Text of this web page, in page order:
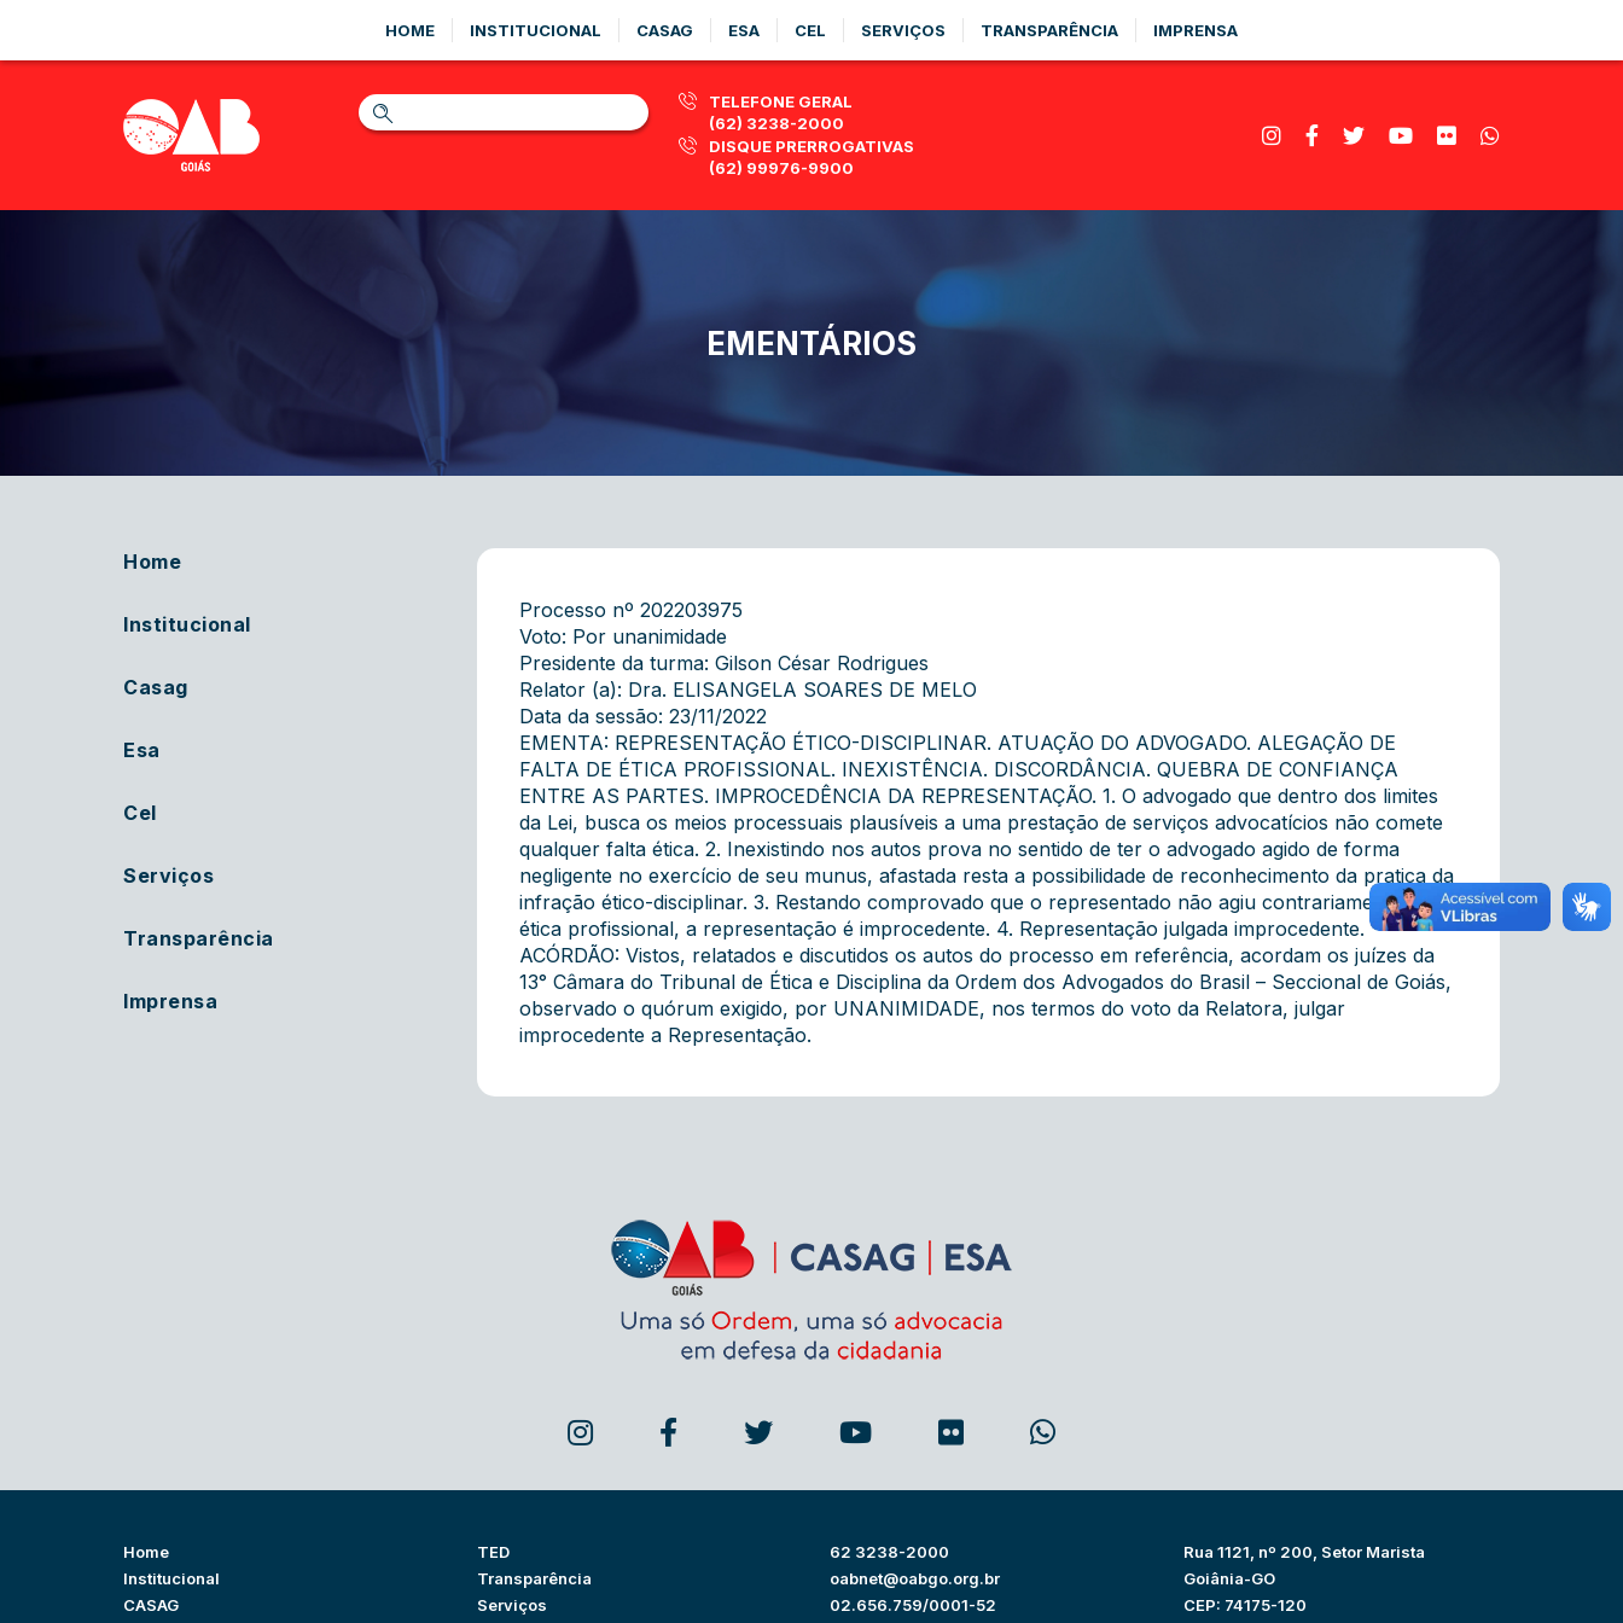
HOME INSTITUCIONAL CASAG ESA CEL SERVIÇOS TRANSPARÊNCIA IMPRENSA
TELEFONE GERAL
(62) 3238-2000
DISQUE PRERROGATIVAS
(62) 99976-9900
EMENTÁRIOS
Home
Institucional
Casag
Esa
Cel
Serviços
Transparência
Imprensa
Processo nº 202203975
Voto: Por unanimidade
Presidente da turma: Gilson César Rodrigues
Relator (a): Dra. ELISANGELA SOARES DE MELO
Data da sessão: 23/11/2022
EMENTA: REPRESENTAÇÃO ÉTICO-DISCIPLINAR. ATUAÇÃO DO ADVOGADO. ALEGAÇÃO DE
FALTA DE ÉTICA PROFISSIONAL. INEXISTÊNCIA. DISCORDÂNCIA. QUEBRA DE CONFIANÇA
ENTRE AS PARTES. IMPROCEDÊNCIA DA REPRESENTAÇÃO. 1. O advogado que dentro dos limites
da Lei, busca os meios processuais plausíveis a uma prestação de serviços advocatícios não comete
qualquer falta ética. 2. Inexistindo nos autos prova no sentido de ter o advogado agido de forma
negligente no exercício de seu munus, afastada resta a possibilidade de reconhecimento da pratica da
infração ético-disciplinar. 3. Restando comprovado que o representado não agiu contrariamente à
ética profissional, a representação é improcedente. 4. Representação julgada improcedente.
ACÓRDÃO: Vistos, relatados e discutidos os autos do processo em referência, acordam os juízes da
13° Câmara do Tribunal de Ética e Disciplina da Ordem dos Advogados do Brasil – Seccional de Goiás,
observado o quórum exigido, por UNANIMIDADE, nos termos do voto da Relatora, julgar
improcedente a Representação.
Home
Institucional
CASAG
TED
Transparência
Serviços
62 3238-2000
oabnet@oabgo.org.br
02.656.759/0001-52
Rua 1121, nº 200, Setor Marista
Goiânia-GO
CEP: 74175-120